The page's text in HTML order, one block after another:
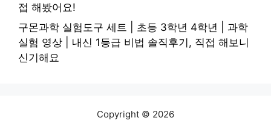
접 해봤어요!
구몬과학 실험도구 세트 | 초등 3학년 4학년 | 과학
실험 영상 | 내신 1등급 비법 솔직후기, 직접 해보니
신기해요
Copyright © 2026